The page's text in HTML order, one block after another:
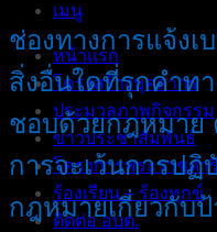
เมนู
หน้าแรก
โครงสร้างบุคลากร
ประมวลภาพกิจกรรม
ข่าวประชาสัมพันธ์
โครงการพระราชดำ
ร้องเรียน – ร้องทุกข์
ติดต่อ อบต.
ช่องทางการแจ้งเ
สิ่งอื่นใดที่รุกคำท
ชอบด้วยกฎหมาย
การจะเว้นการป
กฎหมายเกี่ยวกับ